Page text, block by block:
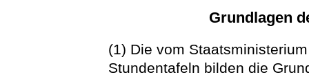
Grundlagen
(1) Die vom
Stundentafeln bilden die